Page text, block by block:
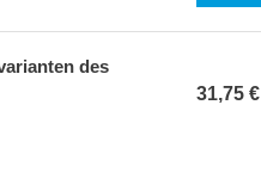
des
31,75 €